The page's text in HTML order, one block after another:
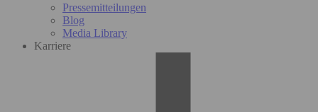
Pressemitteilungen
Blog
Media Library
Karriere